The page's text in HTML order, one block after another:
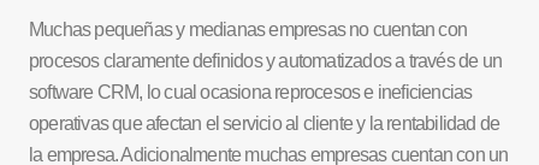
Muchas pequeñas y medianas empresas no cuentan con
procesos claramente definidos y automatizados a través de un
software CRM, lo cual ocasiona reprocesos e ineficiencias
operativas que afectan el servicio al cliente y la rentabilidad de
la empresa. Adicionalmente muchas empresas cuentan con un